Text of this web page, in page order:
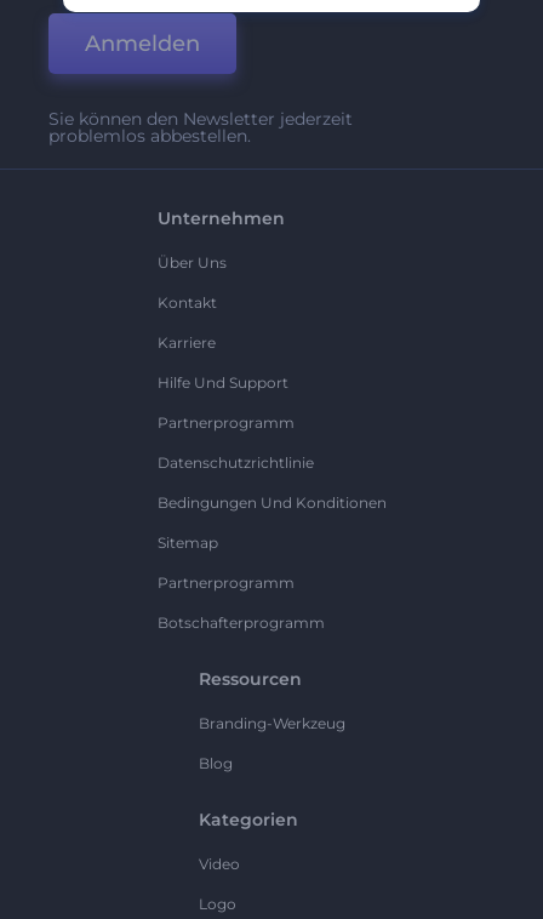
Anmelden
Sie können den Newsletter jederzeit
problemlos abbestellen.
Unternehmen
Über Uns
Kontakt
Karriere
Hilfe Und Support
Partnerprogramm
Datenschutzrichtlinie
Bedingungen Und Konditionen
Sitemap
Partnerprogramm
Botschafterprogramm
Ressourcen
Branding-Werkzeug
Blog
Kategorien
Video
Logo